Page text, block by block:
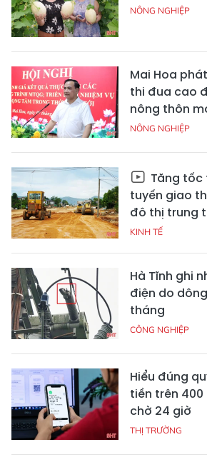
NÔNG NGHIỆP
Mai Hoa
thi đua cao
nông thôn
NÔNG NGHIỆP
Tăng
tuyến giao
đô thị trung
KINH TẾ
Hà Tĩnh ghi
điện do
tháng
CÔNG NGHIỆP
Hiểu đúng
tiền trên
chờ 24 giờ
THỊ TRƯỜNG